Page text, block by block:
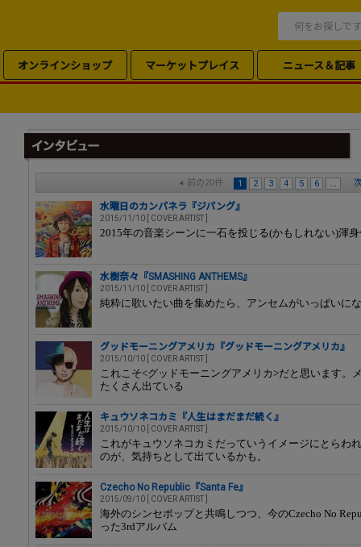
オンラインショップ マーケットプレイス ニュース＆記事
前の20件 1 2 3 4 5 6 ...
水曜日のカンパネラ『ジパング』
2015/11/10 [ COVER ARTIST ]
2015年の音楽シーンに一石を投じる(かもしれない)渾
水樹奈々『SMASHING ANTHEMS』
2015/11/10 [ COVER ARTIST ]
純粋に歌いたい曲を集めたら、アンセムがいっぱいに
グッドモーニングアメリカ『グッドモーニングアメリカ』
2015/10/10 [ COVER ARTIST ]
これこそ<グッドモーニングアメリカ>だと思います。
たくさん出ている
キュウソネコカミ『人生はまだまだ続く』
2015/10/10 [ COVER ARTIST ]
これがキュウソネコカミだっていうイメージにとら
のが、気持ちとして出ているかも。
Czecho No Republic『Santa Fe』
2015/09/10 [ COVER ARTIST ]
海外のシンセポップと共鳴しつつ、今のCzecho No
った3rdアルバム